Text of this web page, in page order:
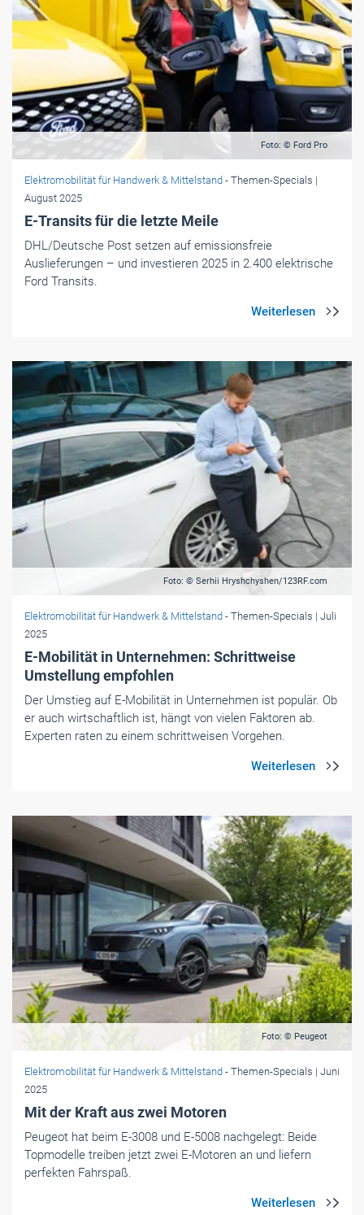
Foto: © Ford Pro
Elektromobilität für Handwerk & Mittelstand - Themen-Specials |
August 2025
E-Transits für die letzte Meile
DHL/Deutsche Post setzen auf emissionsfreie
Auslieferungen – und investieren 2025 in 2.400 elektrische
Ford Transits.
Foto: © Serhii Hryshchyshen/123RF.com
Elektromobilität für Handwerk & Mittelstand - Themen-Specials | Juli
2025
E-Mobilität in Unternehmen: Schrittweise
Umstellung empfohlen
Der Umstieg auf E-Mobilität in Unternehmen ist populär. Ob
er auch wirtschaftlich ist, hängt von vielen Faktoren ab.
Experten raten zu einem schrittweisen Vorgehen.
Foto: © Peugeot
Elektromobilität für Handwerk & Mittelstand - Themen-Specials | Juni
2025
Mit der Kraft aus zwei Motoren
Peugeot hat beim E-3008 und E-5008 nachgelegt: Beide
Topmodelle treiben jetzt zwei E-Motoren an und liefern
perfekten Fahrspaß.